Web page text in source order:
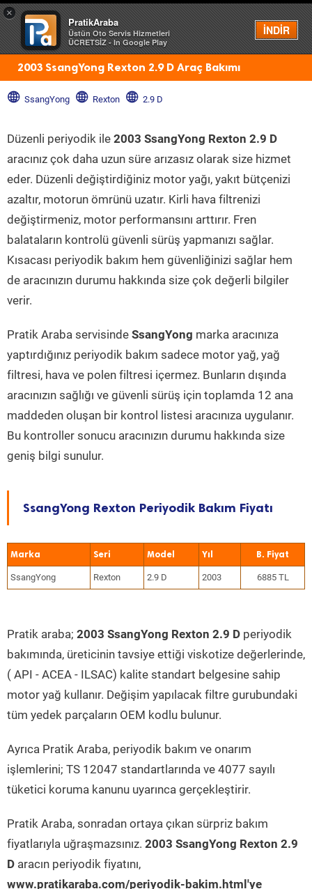
×
PratikAraba
Üstün Oto Servis Hizmetleri
ÜCRETSİZ - In Google Play
İNDİR
Menü
2003 SsangYong Rexton 2.9 D Araç Bakımı
SsangYong Rexton 2.9 D
Düzenli periyodik ile 2003 SsangYong Rexton 2.9 D
aracınız çok daha uzun süre arızasız olarak size hizmet
eder. Düzenli değiştirdiğiniz motor yağı, yakıt bütçenizi
azaltır, motorun ömrünü uzatır. Kirli hava filtrenizi
değiştirmeniz, motor performansını arttırır. Fren
balataların kontrolü güvenli sürüş yapmanızı sağlar.
Kısacası periyodik bakım hem güvenliğinizi sağlar hem
de aracınızın durumu hakkında size çok değerli bilgiler
verir.
Pratik Araba servisinde SsangYong marka aracınıza
yaptırdığınız periyodik bakım sadece motor yağ, yağ
filtresi, hava ve polen filtresi içermez. Bunların dışında
aracınızın sağlığı ve güvenli sürüş için toplamda 12 ana
maddeden oluşan bir kontrol listesi aracınıza uygulanır.
Bu kontroller sonucu aracınızın durumu hakkında size
geniş bilgi sunulur.
SsangYong Rexton Periyodik Bakım Fiyatı
Marka Seri Model Yıl
SsangYong Rexton 2.9 D 2003 6885 TL
Pratik araba; 2003 SsangYong Rexton 2.9 D periyodik
bakımında, üreticinin tavsiye ettiği viskotize değerlerinde,
( API - ACEA - ILSAC) kalite standart belgesine sahip
motor yağ kullanır. Değişim yapılacak filtre gurubundaki
tüm yedek parçaların OEM kodlu bulunur.
Ayrıca Pratik Araba, periyodik bakım ve onarım
işlemlerini; TS 12047 standartlarında ve 4077 sayılı
tüketici koruma kanunu uyarınca gerçekleştirir.
Pratik Araba, sonradan ortaya çıkan sürpriz bakım
fiyatlarıyla uğraşmazsınız. 2003 SsangYong Rexton 2.9
D aracın periyodik fiyatını,
www.pratikaraba.com/periyodik-bakim.html'ye